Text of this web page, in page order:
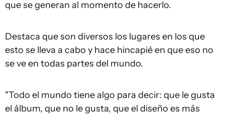
que se generan al momento de hacerlo.
Destaca que son diversos los lugares en los que
esto se lleva a cabo y hace hincapié en que eso no
se ve en todas partes del mundo.
"Todo el mundo tiene algo para decir: que le gusta
el álbum, que no le gusta, que el diseño es más